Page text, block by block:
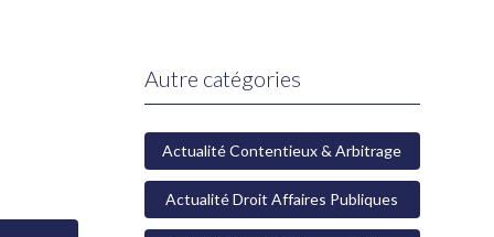
Autre catégories
Actualité Contentieux & Arbitrage
Actualité Droit Affaires Publiques